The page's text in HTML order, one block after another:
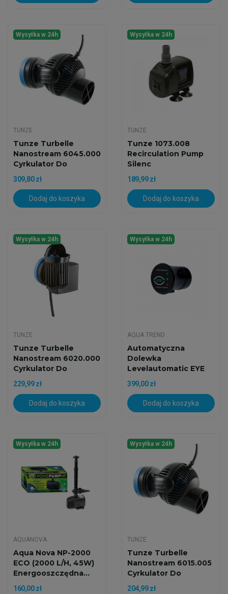
Wysyłka w 24h
TUNZE
Tunze Turbelle
Nanostream 6045.000
Cyrkulator Do
Akwarium
309,80 zł
Dodaj do koszyka
Wysyłka w 24h
TUNZE
Tunze 1073.008
Recirculation Pump
Silenc
189,99 zł
Dodaj do koszyka
Wysyłka w 24h
TUNZE
Tunze Turbelle
Nanostream 6020.000
Cyrkulator Do
Akwarium
229,99 zł
Dodaj do koszyka
Wysyłka w 24h
AQUA TREND
Automatyczna
Dolewka
Levelautomatic EYE
Aqua Trend
399,00 zł
Dodaj do koszyka
Wysyłka w 24h
AQUANOVA
Aqua Nova NP-2000
ECO (2000 L/h, 45W)
Energooszczędna...
160,00 zł
Wysyłka w 24h
TUNZE
Tunze Turbelle
Nanostream 6015.005
Cyrkulator Do
Akwarium
204,99 zł